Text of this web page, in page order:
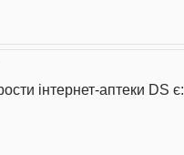
інтернет-аптеки DS є: